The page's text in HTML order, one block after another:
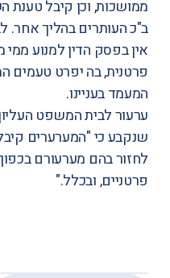
ממושכות, וכן קיבל
ב"כ העותרים בהליך אחר.
אין בפסק הדין למנוע
פרטנית, בה יפרט טעמים
המעמד בעניינו.
שנקבע כי "המערערים
לחזור בהם מערעורם
פרטניים, ובכלל."